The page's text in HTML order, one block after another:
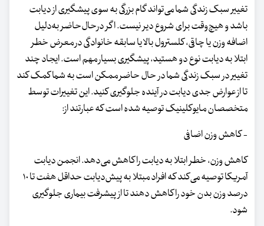
تغییر سبک زندگی شما می‌تواند گام بزرگی به سوی پیشگیری از دیابت
باشد و هیچ‌وقت برای شروع دیر نیست. اگر درحال‌حاضر به‌دلیل
اضافه وزن یا چاقی، کلسترول بالا یا سابقه خانوادگی در معرض خطر
ابتلا به دیابت نوع دو هستید، پیشگیری بسیار مهم است. ایجاد چند
تغییر در سبک زندگی شما در حال حاضر ممکن است به شما کمک کند
تا از عوارض جدی دیابت در آینده جلوگیری کنید. این تغییرات توسط
متخصصان مایوکلینیک توصیه شده است که عبارتند از:
- کاهش وزن اضافی
کاهش وزن، خطر ابتلا به دیابت را کاهش می‌دهد. انجمن دیابت
آمریکا توصیه می‌کند که افراد مبتلا به پیش‌دیابت حداقل هفت تا ۱۰
درصد وزن بدن خود را کاهش دهند تا از پیشرفت بیماری جلوگیری
شود.